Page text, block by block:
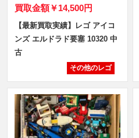
買取金額￥14,500円
【最新買取実績】レゴ アイコ
ンズ エルドラド要塞 10320 中
古
その他のレゴ